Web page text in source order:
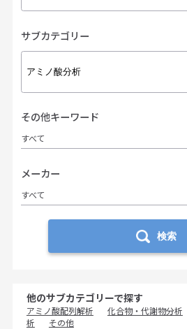
サブカテゴリー
その他キーワード
すべて
メーカー
すべて
検索
他のサブカテゴリーで探す
アミノ酸配列解析 化合物・代謝物分析
析
その他